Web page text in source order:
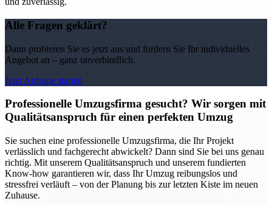
Alle Fragen geklärt?
Dann probieren Sie es jetzt aus und fordern Sie Ihr individuelles
Angebot an – ganz unverbindlich.
Jetzt Anfrage starten
Professionelle Umzugsfirma gesucht? Wir sorgen mit
Qualitätsanspruch für einen perfekten Umzug
Sie suchen eine professionelle Umzugsfirma, die Ihr Projekt
verlässlich und fachgerecht abwickelt? Dann sind Sie bei uns genau
richtig. Mit unserem Qualitätsanspruch und unserem fundierten
Know-how garantieren wir, dass Ihr Umzug reibungslos und
stressfrei verläuft – von der Planung bis zur letzten Kiste im neuen
Zuhause.